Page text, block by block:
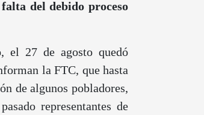
del debido proceso
el 27 de agosto quedó
la FTC, que hasta
de algunos pobladores,
representantes de